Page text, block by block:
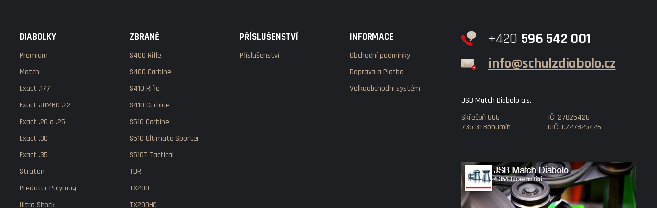
DIABOLKY
Premium
Match
Exact .177
Exact JUMBO .22
Exact .20 a .25
Exact .30
Exact .35
Straton
Predator Polymag
Ultra Shock
ZBRANĚ
S400 Rifle
S400 Carbine
S410 Rifle
S410 Carbine
S510 Carbine
S510 Ultimate Sporter
S510T Tactical
TDR
TX200
TX200HC
PŘÍSLUŠENSTVÍ
Příslušenství
INFORMACE
Obchodní podmínky
Doprava a Platba
Velkoobchodní systém
+420 596 542 001
info@schulzdiabolo.cz
JSB Match Diabolo a.s.
Skřečoň 666
735 31 Bohumín
IČ: 27825426
DIČ: CZ27825426